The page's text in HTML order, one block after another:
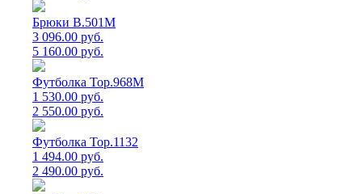
Брюки B.501M
3 096.00 руб.
5 160.00 руб.
Футболка Top.968M
1 530.00 руб.
2 550.00 руб.
Футболка Top.1132
1 494.00 руб.
2 490.00 руб.